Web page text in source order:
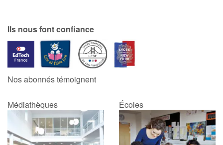
Ils nous font confiance
Nos abonnés témoignent
Médiathèques Écoles